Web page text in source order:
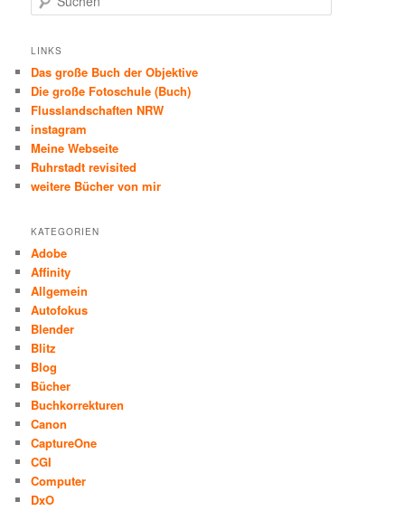
u
h
n
LINKS
Das große Buch der Objektive
Die große Fotoschule (Buch)
Flusslandschaften NRW
instagram
Meine Webseite
Ruhrstadt revisited
weitere Bücher von mir
KATEGORIEN
Adobe
Affinity
Allgemein
Autofokus
Blender
Blitz
Blog
Bücher
Buchkorrekturen
Canon
CaptureOne
CGI
Computer
DxO